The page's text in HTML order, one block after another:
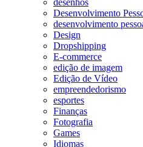
desenhos
Desenvolvimento
desenvolvimento
Design
Dropshipping
E-commerce
edição de imagem
Edição de Vídeo
empreendedorismo
esportes
Finanças
Fotografia
Games
Idiomas